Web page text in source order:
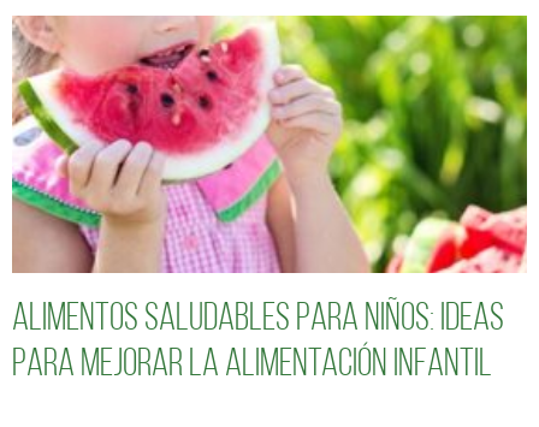
Alimentos saludables para niños: Ideas
para mejorar la alimentación infantil